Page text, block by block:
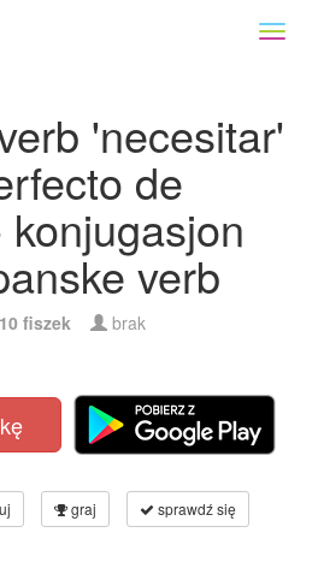
'necesitar'
de
verb
10 fiszek brak
graj sprawdź się